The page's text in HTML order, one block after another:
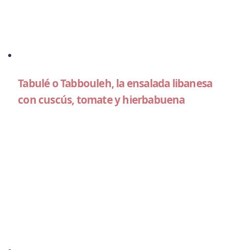
Tabulé o Tabbouleh, la ensalada libanesa
con cuscús, tomate y hierbabuena